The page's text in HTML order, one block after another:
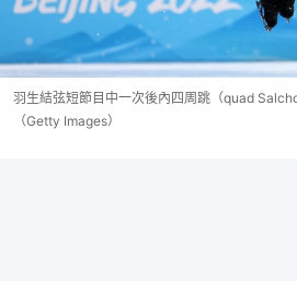
羽生結弦短節目中一次後內四周跳（quad
（Getty Images）